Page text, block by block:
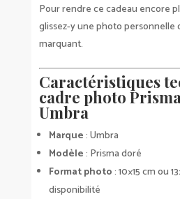
Pour rendre ce cadeau encore
glissez-y une photo personnelle
marquant.
Caractéristiques
cadre photo
Umbra
Marque: Umbra
Modèle: Prisma doré
Format photo: 10×15 cm ou
disponibilité